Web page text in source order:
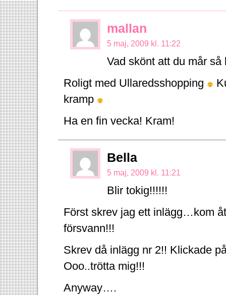
mallan
5 maj, 2009 kl. 11:22
Vad skönt att du mår
Roligt med Ullaredsshopping
kramp
Ha en fin vecka! Kram!
Bella
5 maj, 2009 kl. 11:21
Blir tokig!!!!!!
Först skrev jag ett inlägg…kom
försvann!!!
Skrev då inlägg nr 2!! Klickade
Ooo..trötta mig!!!
Anyway….